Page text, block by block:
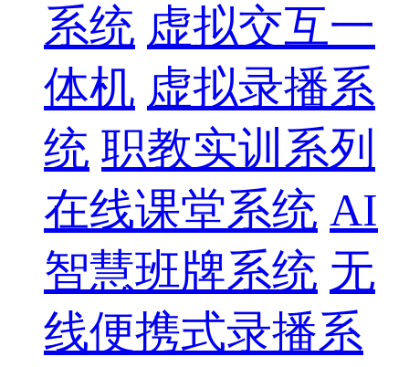
系统 虚拟交互一
体机 虚拟录播系
统 职教实训系列
在线课堂系统 AI
智慧班牌系统 无
线便携式录播系